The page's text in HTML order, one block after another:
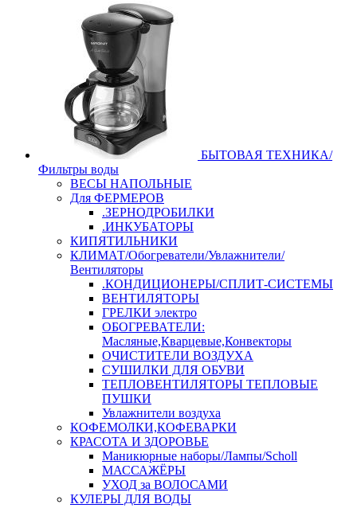
БЫТОВАЯ ТЕХНИКА/
Фильтры воды
ВЕСЫ НАПОЛЬНЫЕ
Для ФЕРМЕРОВ
.ЗЕРНОДРОБИЛКИ
.ИНКУБАТОРЫ
КИПЯТИЛЬНИКИ
КЛИМАТ/Обогреватели/Увлажнители/
Вентиляторы
.КОНДИЦИОНЕРЫ/СПЛИТ-СИСТЕМЫ
ВЕНТИЛЯТОРЫ
ГРЕЛКИ электро
ОБОГРЕВАТЕЛИ:
Масляные,Кварцевые,Конвекторы
ОЧИСТИТЕЛИ ВОЗДУХА
СУШИЛКИ ДЛЯ ОБУВИ
ТЕПЛОВЕНТИЛЯТОРЫ ТЕПЛОВЫЕ
ПУШКИ
Увлажнители воздуха
КОФЕМОЛКИ,КОФЕВАРКИ
КРАСОТА И ЗДОРОВЬЕ
Маникюрные наборы/Лампы/Scholl
МАССАЖЁРЫ
УХОД за ВОЛОСАМИ
КУЛЕРЫ ДЛЯ ВОДЫ